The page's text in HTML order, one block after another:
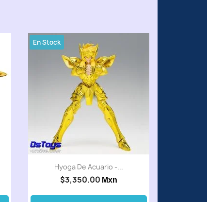
Hyoga De Acuario -...
$3,350.00 Mxn
En Stock